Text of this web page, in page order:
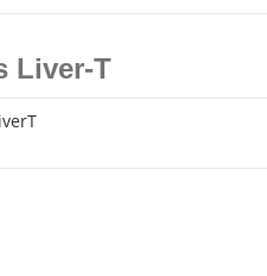
Liver-T